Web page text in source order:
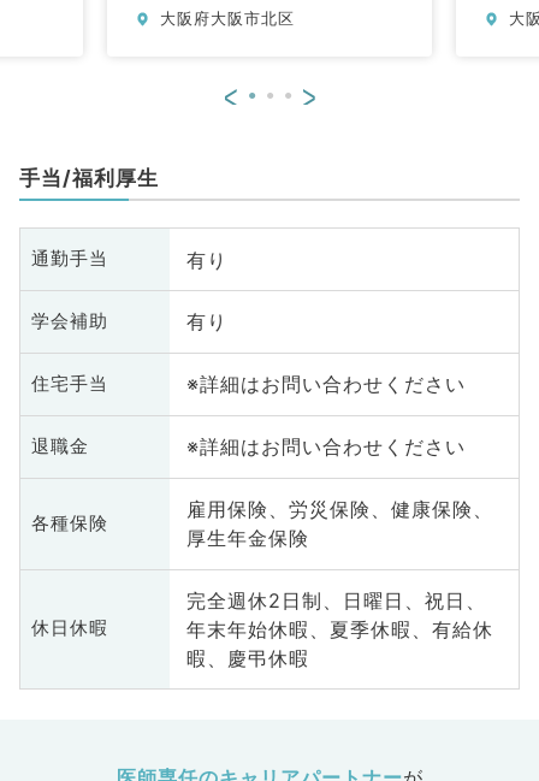
大阪府大阪市北区
内
大
< >
手当/福利厚生
通勤手当 有り
学会補助 有り
住宅手当 ※詳細はお問い合わせください
退職金 ※詳細はお問い合わせください
各種保険
雇用保険、労災保険、健康保険、
厚生年金保険
休日休暇
完全週休2日制、日曜日、祝日、
年末年始休暇、夏季休暇、有給休
暇、慶弔休暇